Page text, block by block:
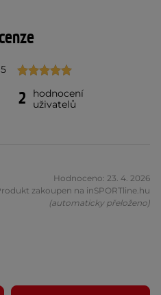
2
hodnocení
uživatelů
Hodnoceno: 23. 4. 2026
zakoupen na inSPORTline.hu
(automaticky přeloženo)